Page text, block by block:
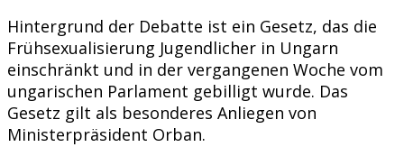
Hintergrund der Debatte ist ein Gesetz, das die
Frühsexualisierung Jugendlicher in Ungarn
einschränkt und in der vergangenen Woche vom
ungarischen Parlament gebilligt wurde. Das
Gesetz gilt als besonderes Anliegen von
Ministerpräsident Orban.